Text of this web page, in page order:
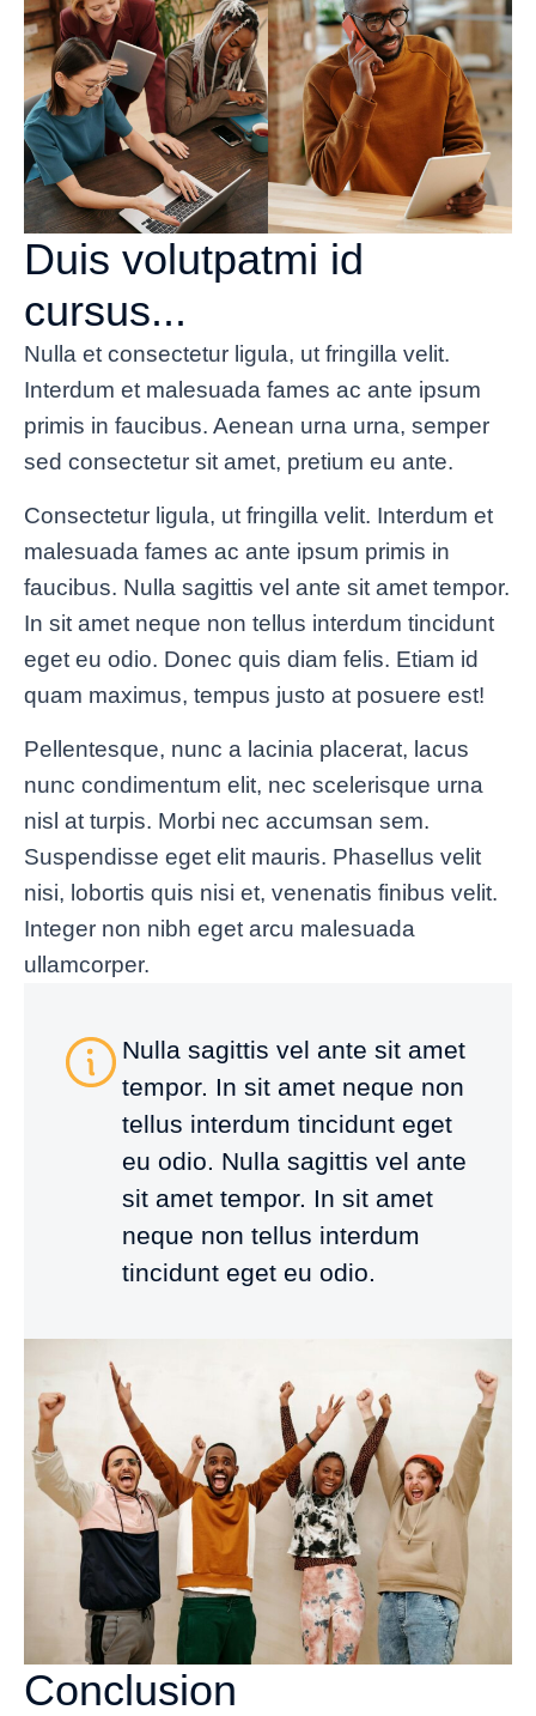
Duis volutpatmi id
cursus...
Nulla et consectetur ligula, ut fringilla velit.
Interdum et malesuada fames ac ante ipsum
primis in faucibus. Aenean urna urna, semper
sed consectetur sit amet, pretium eu ante.
Consectetur ligula, ut fringilla velit. Interdum et
malesuada fames ac ante ipsum primis in
faucibus. Nulla sagittis vel ante sit amet tempor.
In sit amet neque non tellus interdum tincidunt
eget eu odio. Donec quis diam felis. Etiam id
quam maximus, tempus justo at posuere est!
Pellentesque, nunc a lacinia placerat, lacus
nunc condimentum elit, nec scelerisque urna
nisl at turpis. Morbi nec accumsan sem.
Suspendisse eget elit mauris. Phasellus velit
nisi, lobortis quis nisi et, venenatis finibus velit.
Integer non nibh eget arcu malesuada
ullamcorper.
Nulla sagittis vel ante sit amet
tempor. In sit amet neque non
tellus interdum tincidunt eget
eu odio. Nulla sagittis vel ante
sit amet tempor. In sit amet
neque non tellus interdum
tincidunt eget eu odio.
Conclusion